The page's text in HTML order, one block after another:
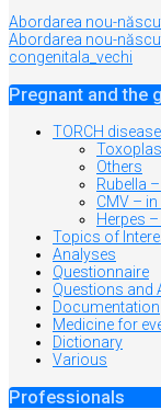
Navigare
în
articole
Abordarea nou-
Abordarea nou-
congenitala_vechi
Pregnant and the
TORCH
Others
Rubella
CMV –
Herpes
Topics of
Analyses
Questionnaire
Questions and
Documentation
Medicine for
Dictionary
Various
Professionals